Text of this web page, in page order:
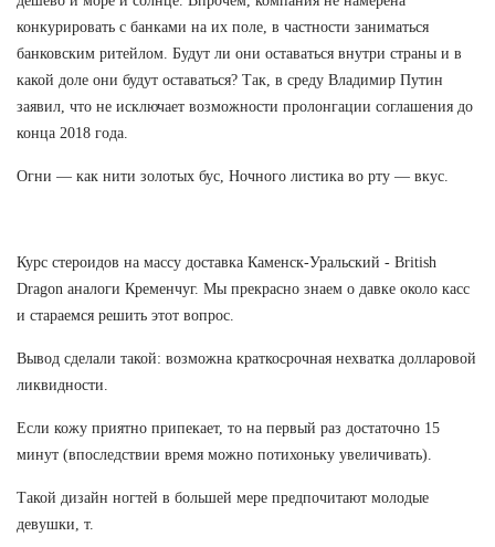
конкурировать с банками на их поле, в частности заниматься
банковским ритейлом. Будут ли они оставаться внутри страны и в
какой доле они будут оставаться? Так, в среду Владимир Путин
заявил, что не исключает возможности пролонгации соглашения до
конца 2018 года.
Огни — как нити золотых бус, Ночного листика во рту — вкус.
Курс стероидов на массу доставка Каменск-Уральский - British
Dragon аналоги Кременчуг. Мы прекрасно знаем о давке около касс
и стараемся решить этот вопрос.
Вывод сделали такой: возможна краткосрочная нехватка долларовой
ликвидности.
Если кожу приятно припекает, то на первый раз достаточно 15
минут (впоследствии время можно потихоньку увеличивать).
Такой дизайн ногтей в большей мере предпочитают молодые
девушки, т.